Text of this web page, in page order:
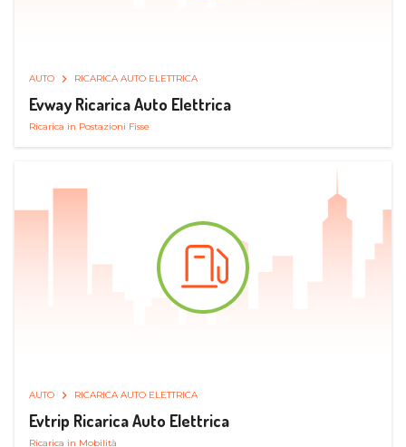
AUTO RICARICA AUTO ELETTRICA
Evway Ricarica Auto Elettrica
Ricarica in Postazioni Fisse
AUTO RICARICA AUTO ELETTRICA
Evtrip Ricarica Auto Elettrica
Ricarica in Mobilità